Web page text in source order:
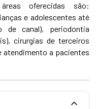
oferecidas são:
e adolescentes até
de canal), periodontia
cirurgias de terceiros
atendimento a pacientes